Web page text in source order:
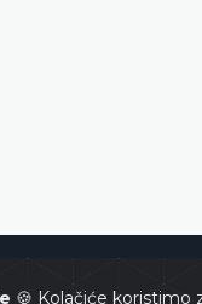
🍪 Kolačiće koristimo
i